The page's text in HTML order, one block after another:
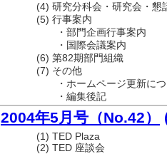
(4) 研究分科会・研究会・懇
(5) 行事案内
・部門企画行事案内
・国際会議案内
(6) 第82期部門組織
(7) その他
・ホームページ更新につ
・編集後記
2004年5月号（No.42）
(1) TED Plaza
(2) TED 座談会